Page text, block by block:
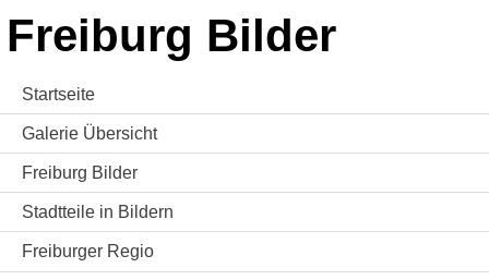
Freiburg Bilder
Startseite
Galerie Übersicht
Freiburg Bilder
Stadtteile in Bildern
Freiburger Regio